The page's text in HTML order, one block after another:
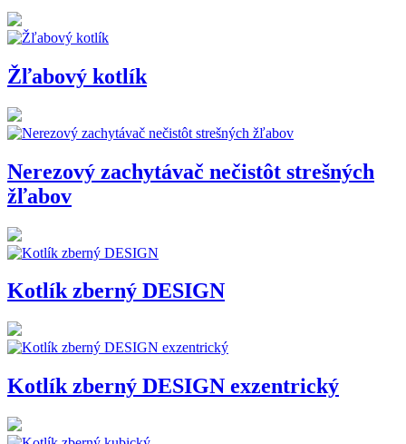
Žľabový kotlík
Nerezový zachytávač nečistôt strešných
žľabov
Kotlík zberný DESIGN
Kotlík zberný DESIGN exzentrický